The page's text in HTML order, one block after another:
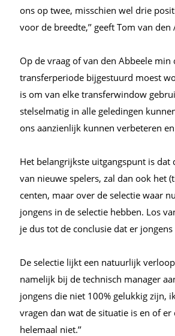
ons op twee, misschien wel drie
voor de breedte,’’ geeft Tom van den
Op de vraag of van den Abbeele
transferperiode bijgestuurd moest
is om van elke transferwindow
stelselmatig in alle geledingen
ons aanzienlijk kunnen verbeteren
Het belangrijkste uitgangspunt is
van nieuwe spelers, zal dan ook het
centen, maar over de selectie waar
jongens in de selectie hebben. Los
je dus tot de conclusie dat er
De selectie lijkt een natuurlijk
namelijk bij de technisch manager
jongens die niet 100% gelukkig zijn,
vragen dan wat de situatie is en of
helemaal niet.’’